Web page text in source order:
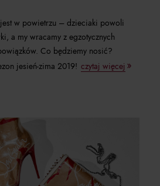
w powietrzu – dzieciaki powoli
a my wracamy z egzotycznych
Co będziemy nosić?
jesień-zima 2019! czytaj więcej